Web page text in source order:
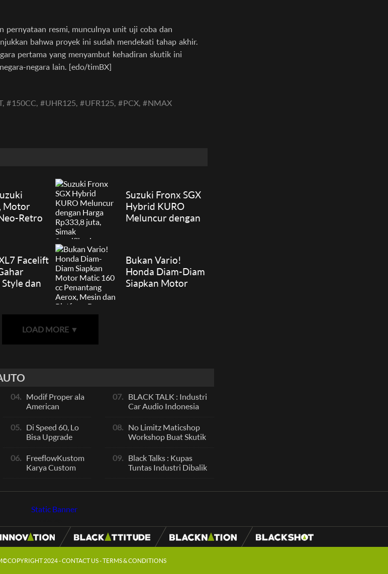
pernyataan resmi, munculnya unit uji coba dan
bahwa proyek ini sudah mendekati tahap akhir.
pertama yang menyambut kehadiran skutik ini
negara lain. [edo/timBX]
#150CC, #UHR125, #UFR125, #PCX, #NMAX
Motor
Retro
Suzuki Fronx SGX
Hybrid KURO
Meluncur dengan
Facelift
dan
Bukan Vario!
Honda Diam-Diam
Siapkan Motor
LOAD MORE ▼
04. Modif Proper ala
American
250RR Gatot
Kaca Karya IM
Work Company
05. Di Speed 60, Lo
Bisa Upgrade
Modif Jadi Spek
Sultan
06. FreeflowKustom
Karya Custom
07. BLACK TALK : Industri
Car Audio Indonesia
Indikatornya Pals!
08. No Limitz Maticshop
Workshop Buat Skutik
Fashion
09. Black Talks : Kupas
Tuntas Industri Dibalik
2024 -CONTACT US-TERMS & CONDITIONS